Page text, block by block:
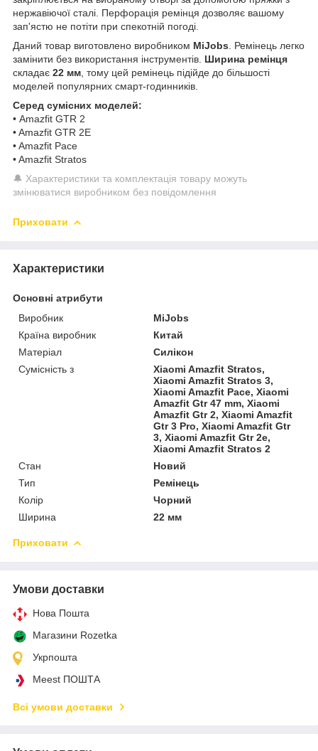
нержавіючої сталі. Перфорація ремінця дозволяє вашому
зап'ястю не потіти при спекотній погоді.
Даний товар виготовлено виробником MiJobs . Ремінець легко
замінити без використання інструментів. Ширина ремінця
складає 22 мм , тому цей ремінець підійде до більшості
моделей популярних смарт-годинників.
Серед сумісних моделей:
• Amazfit GTR 2
• Amazfit GTR 2E
• Amazfit Pace
• Amazfit Stratos
🔔 Характеристики та комплектація товару можуть
змінюватися виробником без повідомлення
Приховати
Характеристики
Основні атрибути
Виробник
MiJobs
Країна виробник
Китай
Матеріал
Силікон
Сумісність з
Xiaomi Amazfit Stratos,
Xiaomi Amazfit Stratos 3,
Xiaomi Amazfit Pace, Xiaomi
Amazfit Gtr 47 mm, Xiaomi
Amazfit Gtr 2, Xiaomi Amazfit
Gtr 3 Pro, Xiaomi Amazfit Gtr
3, Xiaomi Amazfit Gtr 2e,
Xiaomi Amazfit Stratos 2
Стан
Новий
Тип
Ремінець
Колір
Чорний
Ширина
22 мм
Приховати
Умови доставки
Нова Пошта
Магазини Rozetka
Укрпошта
Meest ПОШТА
Всі умови доставки